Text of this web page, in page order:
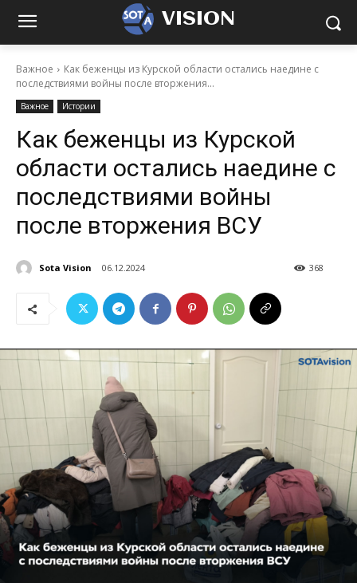
VISION
Важное
Как беженцы из Курской области остались наедине с
последствиями войны после вторжения...
Важное Истории
Как беженцы из Курской
области остались наедине с
последствиями войны
после вторжения ВСУ
Sota Vision 06.12.2024 368